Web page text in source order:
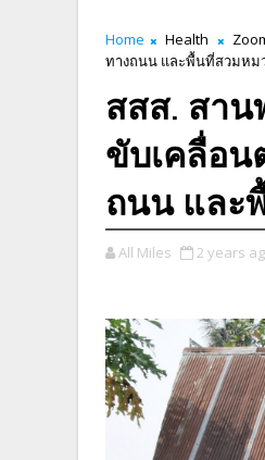
Home Health
ทางถนน และพื้นที่สวมหม
สสส. สาน
ขับเคลื่อ
ถนน และ
All Miles 2 years